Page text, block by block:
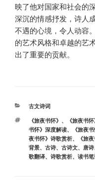
映了他对国家和社会的
深沉的情感抒发，诗人
不遇的心境，令人动容
的艺术风格和卓越的艺
出了重要的贡献。
分
古文诗词
标
签
《旅夜书怀》 、 《旅夜书
书怀》深度解读、 《旅夜
夜书怀》诗歌赏析、 《旅
背景、 古诗、 古诗文、 唐诗、
歌翻译、 诗歌赏析、 读书笔